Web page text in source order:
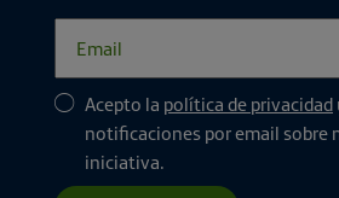
Acepto la política de privacidad
notificaciones por email sobre
iniciativa.